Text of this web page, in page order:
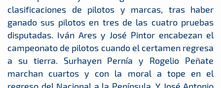
clasificaciones de pilotos y marcas, tras haber
ganado sus pilotos en tres de las cuatro pruebas
disputadas. Iván Ares y José Pintor encabezan el
campeonato de pilotos cuando el certamen regresa
a su tierra. Surhayen Pernía y Rogelio Peñate
marchan cuartos y con la moral a tope en el